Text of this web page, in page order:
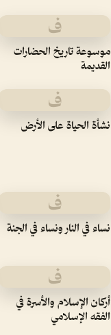
ف
موسوعة تاريخ الحضارات
القديمة
ف
نشأة الحياة على الأرض
ف
نساء في النار ونساء في الجنة
ف
أركان الإسلام والأسرة في
الفقه الإسلامي